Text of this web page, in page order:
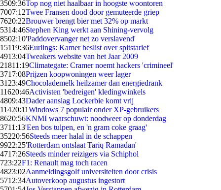
3509:36Top nog niet haalbaar in hoogste woontoren
7007:12Twee Fransen dood door gemuteerde griep
7620:22Brouwer brengt bier met 32% op markt
5314:46Stephen King werkt aan Shining-vervolg
8502:10'Paddovervanger net zo verslavend'
15119:36Eurlings: Kamer beslist over spitstarief
4913:04Tweakers website van het Jaar 2009
21811:19Climategate: Cramer noemt hackers 'crimineel'
3717:08Prijzen koopwoningen weer lager
31 23:49Chocolademelk heilzamer dan energiedrank
11620:46Activisten 'bedreigen' kledingwinkels
4809:43Dader aanslag Lockerbie komt vrij
11420:11Windows 7 populair onder XP-gebruikers
8620:56KNMI waarschuwt: noodweer op donderdag
3711:13'Een bos tulpen, en 'n gram coke graag'
35220:56Steeds meer halal in de schappen
9922:25'Rotterdam ontslaat Tariq Ramadan'
4717:26Steeds minder reizigers via Schiphol
723:22F1: Renault mag toch racen
4823:02Aanmeldingsgolf universiteiten door crisis
5712:34Autoverkoop augustus ingestort